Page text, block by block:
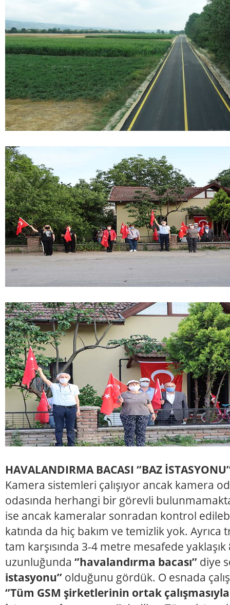
HAVALANDIRMA BACASI ‘’BAZ
Kamera sistemleri çalışıyor ancak kamera
odasında herhangi bir görevli
ise ancak kameralar sonradan kontrol
katında da hiç bakım ve temizlik yok.
tam karşısında 3-4 metre mesafede
uzunluğunda ‘’havalandırma bacası’’ diye
istasyonu’’ olduğunu gördük. O esnada
‘’Tüm GSM şirketlerinin ortak